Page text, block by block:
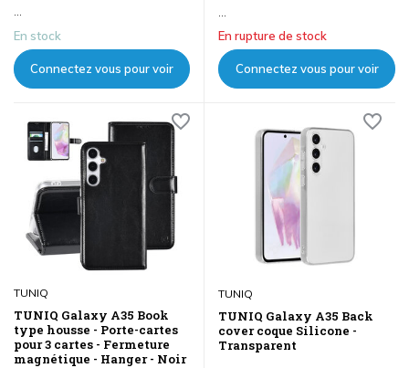
...
En stock
Connectez vous pour voir
...
En rupture de stock
Connectez vous pour voir
TUNIQ
TUNIQ Galaxy A35 Book
type housse - Porte-cartes
pour 3 cartes - Fermeture
magnétique - Hanger - Noir
TUNIQ
TUNIQ Galaxy A35 Back
cover coque Silicone -
Transparent